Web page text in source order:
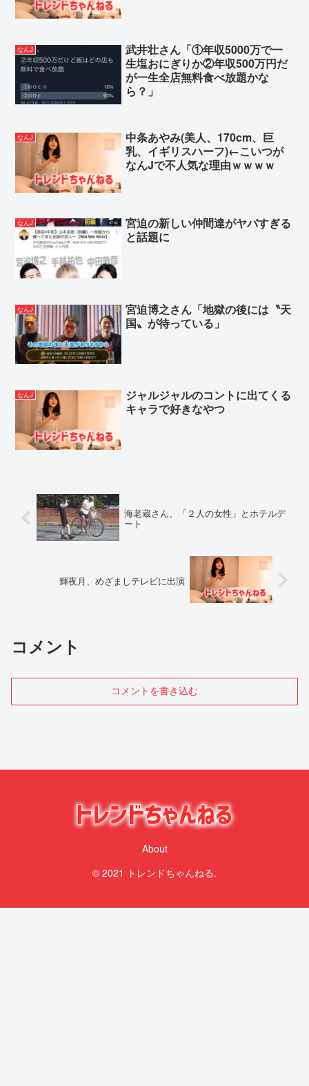
なんJ
武井壮さん「①年収5000万で一
生塩おにぎりか②年収500万円だ
が一生全店無料食べ放題かな
ら？」
なんJ
中条あやみ(美人、170cm、巨
乳、イギリスハーフ)←こいつが
なんJで不人気な理由ｗｗｗｗ
なんJ
宮迫の新しい仲間達がヤバすぎる
と話題に
なんJ
宮迫博之さん「地獄の後には〝天
国〟が待っている」
なんJ
ジャルジャルのコントに出てくる
キャラで好きなやつ
海老蔵さん、「２人の女性」とホテルデ
ート
輝夜月、めざましテレビに出演
コメント
コメントを書き込む
About
© 2021 トレンドちゃんねる.